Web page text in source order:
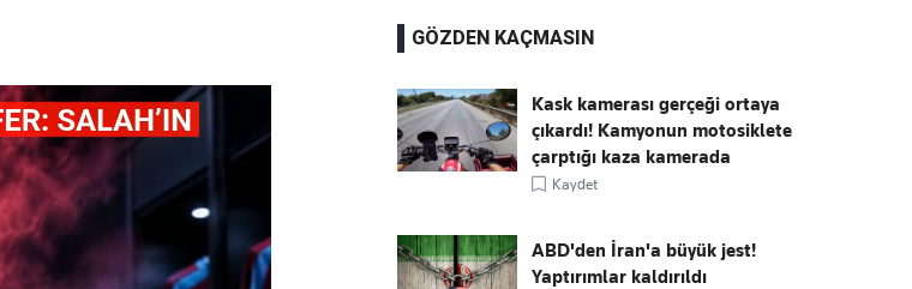
GÖZDEN KAÇMASIN
Kask kamerası gerçeği ortaya
çıkardı! Kamyonun motosiklete
çarptığı kaza kamerada
Kaydet
ABD'den İran'a büyük jest!
Yaptırımlar kaldırıldı